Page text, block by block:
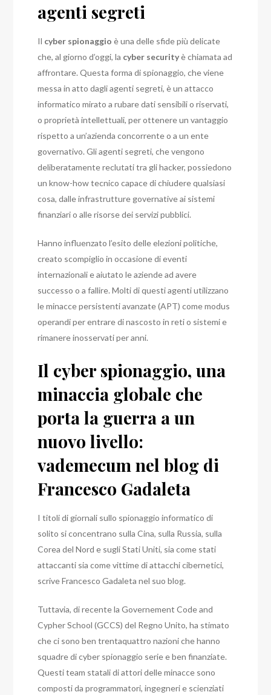
agenti segreti
Il cyber spionaggioè una delle sfide più delicate
che, al giorno d’oggi, la cyber securityè chiamata ad
affrontare.Questa forma di spionaggio, che viene
messa in atto dagli agenti segreti, è un attacco
informatico mirato a rubare dati sensibili o riservati,
o proprietà intellettuali, per ottenere un vantaggio
rispetto a un’azienda concorrente o a un ente
governativo.Gli agenti segreti, che vengono
deliberatamente reclutati tra gli hacker, possiedono
un know-how tecnico capace di chiudere qualsiasi
cosa, dalle infrastrutture governative ai sistemi
finanziari o alle risorse dei servizi pubblici.
Hanno influenzato l’esito delle elezioni politiche,
creato scompiglio in occasione di eventi
internazionali e aiutato le aziende ad avere
successo o a fallire.Molti di questi agenti utilizzano
le minacce persistenti avanzate (APT) come modus
operandi per entrare di nascosto in reti o sistemi e
rimanere inosservati per anni.
Il cyber spionaggio, una
minaccia globale che
porta la guerra a un
nuovo livello:
vademecum nel blog di
Francesco Gadaleta
I titoli di giornali sullo spionaggio informatico di
solito si concentrano sulla Cina, sulla Russia, sulla
Corea del Nord e sugli Stati Uniti, sia come stati
attaccanti sia come vittime di attacchi cibernetici,
scrive Francesco Gadaleta nel suo blog.
Tuttavia, di recente la Governement Code and
Cypher School (GCCS) del Regno Unito, ha stimato
che ci sono ben trentaquattro nazioni che hanno
squadre di cyber spionaggio serie e ben finanziate.
Questi team statali di attori delle minacce sono
composti da programmatori, ingegneri e scienziati